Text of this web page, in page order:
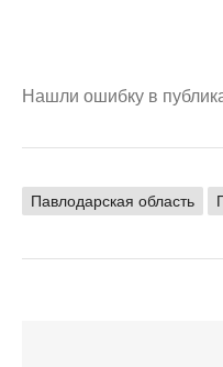
Нашли ошибку в
Павлодарская область